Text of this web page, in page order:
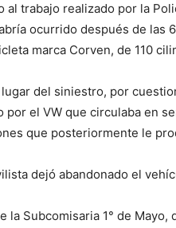
al trabajo realizado por la
ocurrido después de las
marca Corven, de 110
del siniestro, por
por el VW que circulaba en
que posteriormente le
dejó abandonado el
la Subcomisaria 1° de